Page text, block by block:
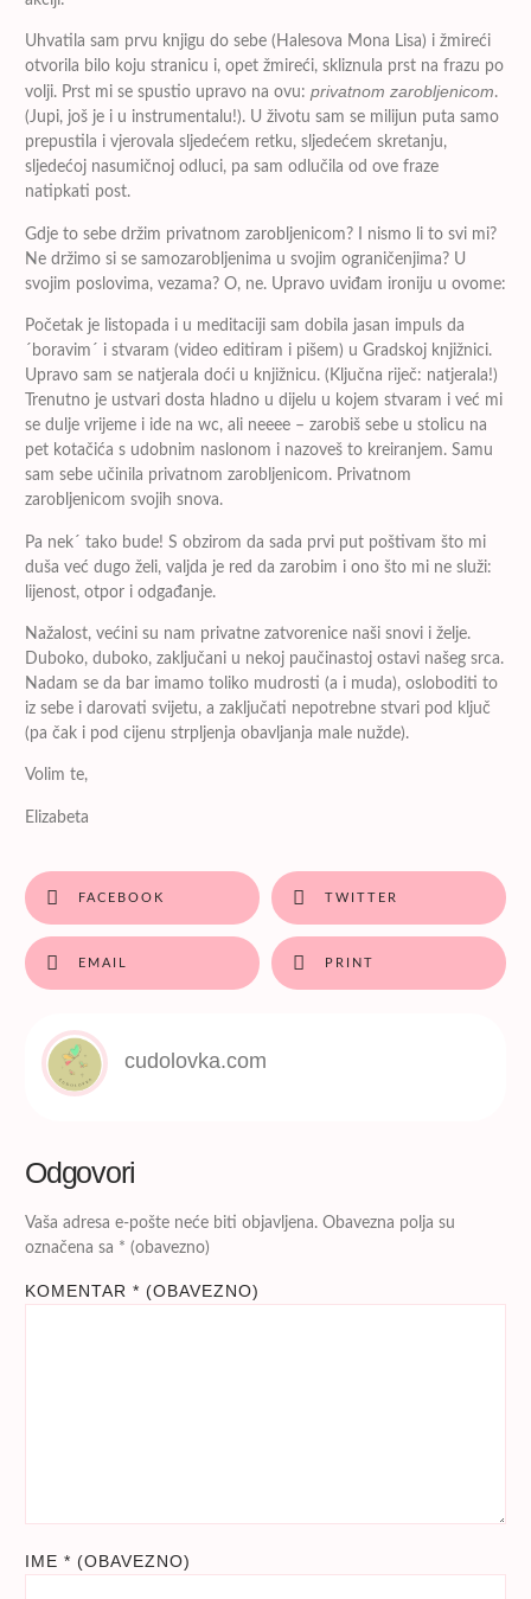
Uhvatila sam prvu knjigu do sebe (Halesova Mona Lisa) i žmireći
otvorila bilo koju stranicu i, opet žmireći, skliznula prst na frazu po
volji. Prst mi se spustio upravo na ovu: privatnom zarobljenicom.
(Jupi, još je i u instrumentalu!). U životu sam se milijun puta samo
prepustila i vjerovala sljedećem retku, sljedećem skretanju,
sljedećoj nasumičnoj odluci, pa sam odlučila od ove fraze
natipkati post.
Gdje to sebe držim privatnom zarobljenicom? I nismo li to svi mi?
Ne držimo si se samozarobljenima u svojim ograničenjima? U
svojim poslovima, vezama? O, ne. Upravo uviđam ironiju u ovome:
Početak je listopada i u meditaciji sam dobila jasan impuls da
´boravim´ i stvaram (video editiram i pišem) u Gradskoj knjižnici.
Upravo sam se natjerala doći u knjižnicu. (Ključna riječ: natjerala!)
Trenutno je ustvari dosta hladno u dijelu u kojem stvaram i već mi
se dulje vrijeme i ide na wc, ali neeee – zarobiš sebe u stolicu na
pet kotačića s udobnim naslonom i nazoveš to kreiranjem. Samu
sam sebe učinila privatnom zarobljenicom. Privatnom
zarobljenicom svojih snova.
Pa nek´ tako bude! S obzirom da sada prvi put poštivam što mi
duša već dugo želi, valjda je red da zarobim i ono što mi ne služi:
lijenost, otpor i odgađanje.
Nažalost, većini su nam privatne zatvorenice naši snovi i želje.
Duboko, duboko, zaključani u nekoj paučinastoj ostavi našeg srca.
Nadam se da bar imamo toliko mudrosti (a i muda), osloboditi to
iz sebe i darovati svijetu, a zaključati nepotrebne stvari pod ključ
(pa čak i pod cijenu strpljenja obavljanja male nužde).
Volim te,
Elizabeta
FACEBOOK TWITTER
EMAIL PRINT
cudolovka.com
Odgovori
Vaša adresa e-pošte neće biti objavljena. Obavezna polja su
označena sa * (obavezno)
KOMENTAR * (OBAVEZNO)
IME * (OBAVEZNO)